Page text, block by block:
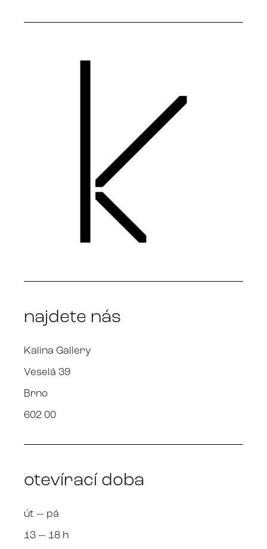
najdete nás
Kalina Gallery
Veselá 39
Brno
602 00
otevírací doba
út — pá
13 — 18 h